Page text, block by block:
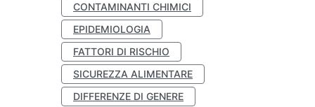
CONTAMINANTI CHIMICI
EPIDEMIOLOGIA
FATTORI DI RISCHIO
SICUREZZA ALIMENTARE
DIFFERENZE DI GENERE